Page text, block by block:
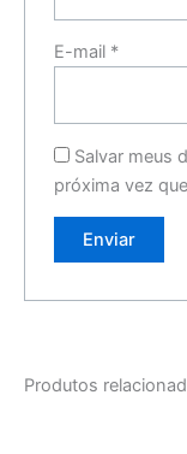
E-mail *
Salvar meus
próxima vez
Produtos